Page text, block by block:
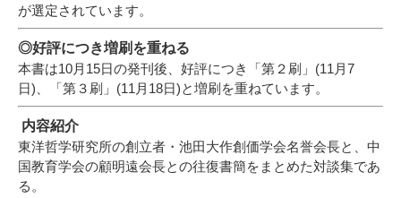
が選定されています。
◎好評につき増刷を重ねる
本書は10月15日の発刊後、好評につき「第２刷」(11月7
日)、「第３刷」(11月18日)と増刷を重ねています。
内容紹介
東洋哲学研究所の創立者・池田大作創価学会名誉会長と、中
国教育学会の顧明遠会長との往復書簡をまとめた対談集であ
る。